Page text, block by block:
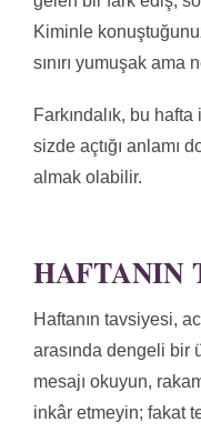
Kiminle
sınırı yumuşak ama
Farkındalık, bu
sizde açtığı anlamı
almak olabilir.
HAFTANIN
Haftanın tavsiyesi,
arasında dengeli bir
mesajı okuyun,
inkâr etmeyin; fakat